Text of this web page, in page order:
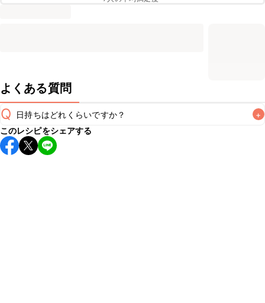
よくある質問
Q 日持ちはどれくらいですか？ +
保存期間は冷蔵で翌日中が目安です。なるべくお早めにお召
し上がりください。
このレシピをシェアする